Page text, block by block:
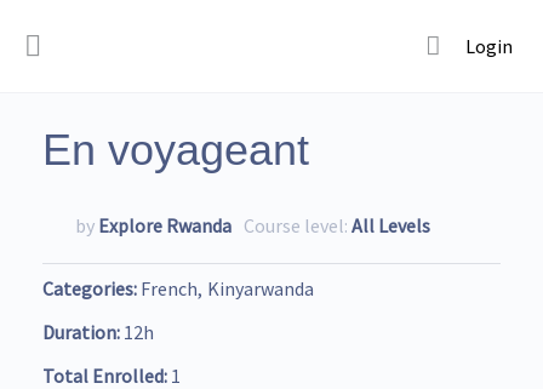
Login
En voyageant
by Explore Rwanda Course level: All Levels
Categories French Kinyarwanda
Duration 12h
Total Enrolled 1